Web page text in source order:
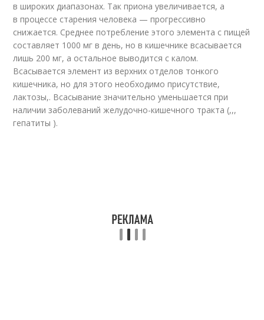
в широких диапазонах. Так приона увеличивается, а
в процессе старения человека — прогрессивно
снижается. Среднее потребление этого элемента с пищей
составляет 1000 мг в день, но в кишечнике всасывается
лишь 200 мг, а остальное выводится с калом.
Всасывается элемент из верхних отделов тонкого
кишечника, но для этого необходимо присутствие,
лактозы,. Всасывание значительно уменьшается при
наличии заболеваний желудочно-кишечного тракта (,,,
гепатиты ).